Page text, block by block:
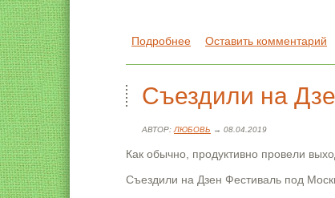
Подробнее о Ребефинг на радуге
Оставить комментарий
Съездили на
АВТОР: ЛЮБОВЬ → 08.04.2019
Как обычно, продуктивно провели
Съездили на Дзен Фестиваль под